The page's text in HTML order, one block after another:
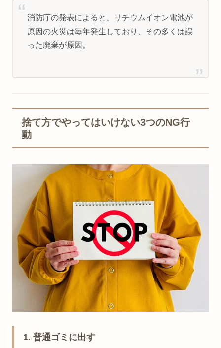
消防庁の発表によると、リチウムイオン電池が
原因の火災は毎年発生しており、その多くは誤
った廃棄が原因。
捨て方でやってはいけない3つのNG行
動
1. 普通ゴミに出す